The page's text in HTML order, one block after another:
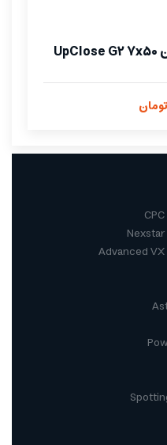
دوربین دوچشمی سلسترون UpClose G2 7x50